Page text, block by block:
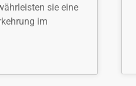
sie eine
im